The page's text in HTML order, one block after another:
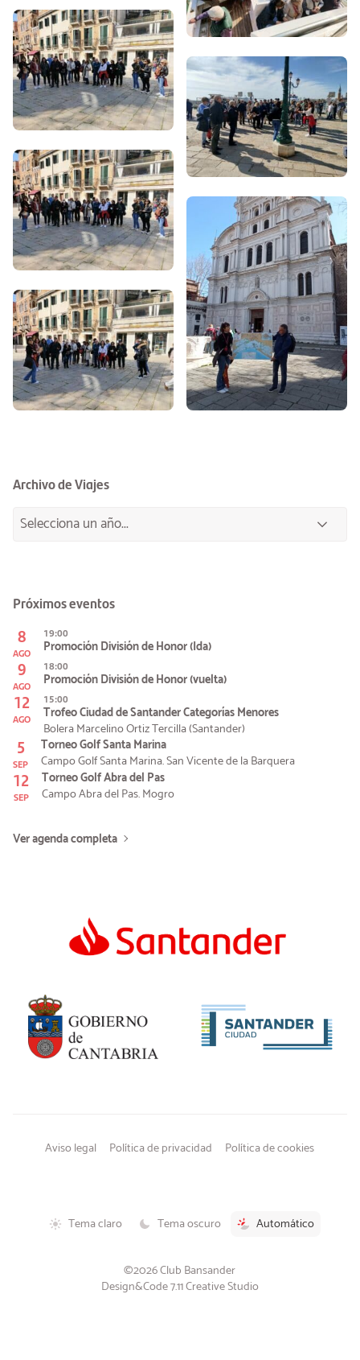
Archivo de Viajes
Próximos eventos
8
AGO
19:00
Promoción División de Honor (Ida)
9
AGO
18:00
Promoción División de Honor (vuelta)
12
AGO
15:00
Trofeo Ciudad de Santander Categorías Menores
Bolera Marcelino Ortiz Tercilla (Santander)
5
SEP
Torneo Golf Santa Marina
Campo Golf Santa Marina. San Vicente de la Barquera
12
SEP
Torneo Golf Abra del Pas
Campo Abra del Pas. Mogro
Ver agenda completa
Aviso legal Política de privacidad Política de cookies
Tema claro Tema oscuro Automático
©2026 Club Bansander
Design&Code 7.11 Creative Studio